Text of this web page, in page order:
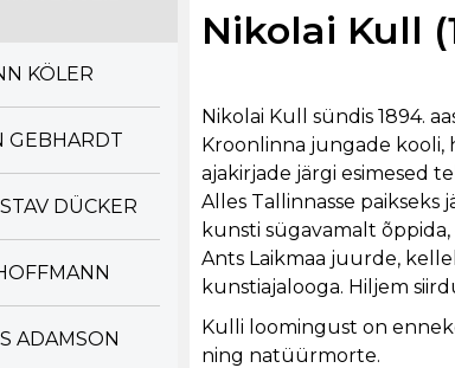
KÖLER
GEBHARDT
DÜCKER
ADAMSON
Nikolai Kull
Nikolai Kull sündis 1894.
Kroonlinna jungade kooli,
ajakirjade järgi esimesed
Alles Tallinnasse paikseks
kunsti sügavamalt õppida,
Ants Laikmaa juurde,
kunstiajalooga. Hiljem
Kulli loomingust on
ning natüürmorte.